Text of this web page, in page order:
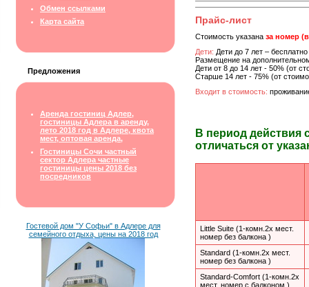
Обмен ссылками
Карта сайта
Предложения
Аренда гостиниц Адлер,
гостиницы Адлера в аренду,
лето 2018 год в Адлере, квота
мест, оптовая аренда,
Гостиницы Сочи частный
сектор Адлера частные
гостиницы цены 2018 без
посредников
Гостевой дом "У Софьи" в Адлере для
семейного отдыха, цены на 2018 год
Прайс-лист
Стоимость указана за номер
Дети: Дети до 7 лет –
Размещение на
Дети от 8 до 14 лет - 50% (от
Старше 14 лет - 75% (от
Входит в стоимость:
В период действия
отличаться от
Little Suite (1-комн.2х мест.
номер без балкона )
Standard (1-комн.2х мест.
номер без балкона )
Standard-Comfort (1-комн.2х
мест. номер с балконом )